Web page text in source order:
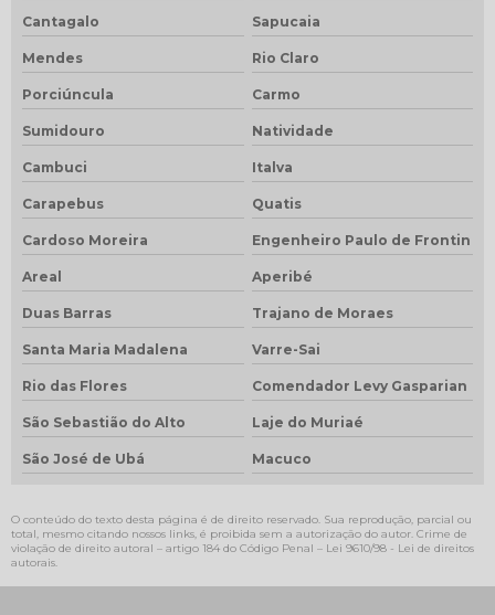
Cantagalo Sapucaia
Mendes Rio Claro
Porciúncula Carmo
Sumidouro Natividade
Cambuci Italva
Carapebus Quatis
Cardoso Moreira Engenheiro Paulo de Frontin
Areal Aperibé
Duas Barras Trajano de Moraes
Santa Maria Madalena Varre-Sai
Rio das Flores Comendador Levy Gasparian
São Sebastião do Alto Laje do Muriaé
São José de Ubá Macuco
O conteúdo do texto desta página é de direito reservado. Sua reprodução, parcial ou
total, mesmo citando nossos links, é proibida sem a autorização do autor. Crime de
violação de direito autoral – artigo 184 do Código Penal – Lei 9610/98 - Lei de direitos
autorais.